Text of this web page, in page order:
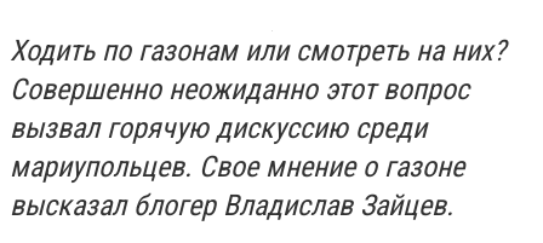
Ходить по газонам или смотреть на них?
Совершенно неожиданно этот вопрос
вызвал горячую дискуссию среди
мариупольцев. Свое мнение о газоне
высказал блогер Владислав Зайцев.